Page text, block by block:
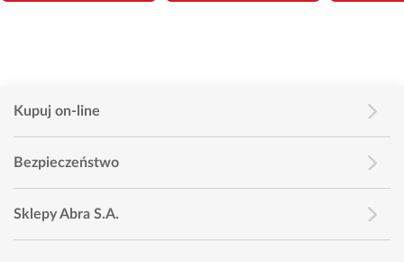
Kupuj on-line
Bezpieczeństwo
Sklepy Abra S.A.